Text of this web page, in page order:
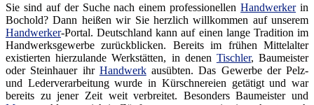
Sie sind auf der Suche nach einem professionellenHandwerkerin
Bochold? Dann heißen wir Sie herzlich willkommen auf unserem
Handwerker-Portal. Deutschland kann auf einen lange Tradition im
Handwerksgewerbe zurückblicken. Bereits im frühen Mittelalter
existierten hierzulande Werkstätten, in denen Tischler, Baumeister
oder Steinhauer ihr Handwerkausübten. Das Gewerbe der Pelz-
und Lederverarbeitung wurde in Kürschnereien getätigt und war
bereits zu jener Zeit weit verbreitet. Besonders Baumeister und